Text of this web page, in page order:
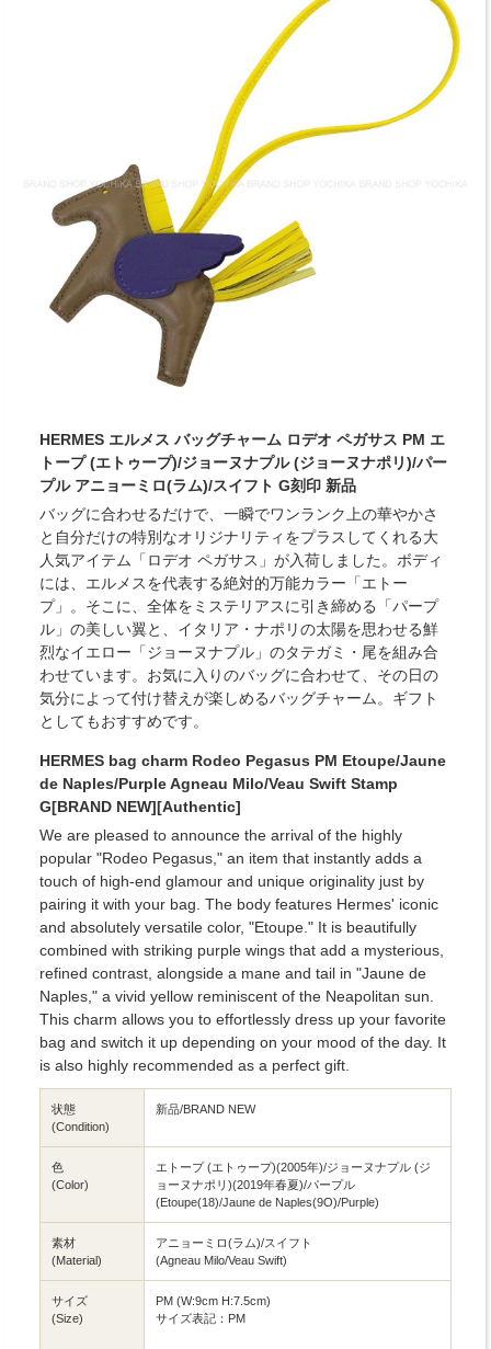
HERMES エルメス バッグチャーム ロデオ ペガサス PM エ
トープ (エトゥープ)/ジョーヌナプル (ジョーヌナポリ)/パー
プル アニョーミロ(ラム)/スイフト G刻印 新品
バッグに合わせるだけで、一瞬でワンランク上の華やかさ
と自分だけの特別なオリジナリティをプラスしてくれる大
人気アイテム「ロデオ ペガサス」が入荷しました。ボディ
には、エルメスを代表する絶対的万能カラー「エトー
プ」。そこに、全体をミステリアスに引き締める「パープ
ル」の美しい翼と、イタリア・ナポリの太陽を思わせる鮮
烈なイエロー「ジョーヌナプル」のタテガミ・尾を組み合
わせています。お気に入りのバッグに合わせて、その日の
気分によって付け替えが楽しめるバッグチャーム。ギフト
としてもおすすめです。
HERMES bag charm Rodeo Pegasus PM Etoupe/Jaune
de Naples/Purple Agneau Milo/Veau Swift Stamp
G[BRAND NEW][Authentic]
We are pleased to announce the arrival of the highly
popular "Rodeo Pegasus," an item that instantly adds a
touch of high-end glamour and unique originality just by
pairing it with your bag. The body features Hermes' iconic
and absolutely versatile color, "Etoupe." It is beautifully
combined with striking purple wings that add a mysterious,
refined contrast, alongside a mane and tail in "Jaune de
Naples," a vivid yellow reminiscent of the Neapolitan sun.
This charm allows you to effortlessly dress up your favorite
bag and switch it up depending on your mood of the day. It
is also highly recommended as a perfect gift.
状態
(Condition)
新品/BRAND NEW
色
(Color)
エトープ (エトゥープ)(2005年)/ジョーヌナプル (ジ
ョーヌナポリ)(2019年春夏)/パープル
(Etoupe(18)/Jaune de Naples(9O)/Purple)
素材
(Material)
アニョーミロ(ラム)/スイフト
(Agneau Milo/Veau Swift)
サイズ
(Size)
PM (W:9cm H:7.5cm)
サイズ表記：PM